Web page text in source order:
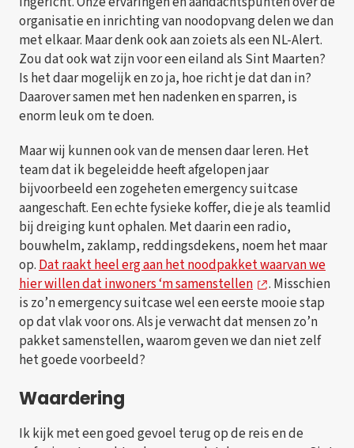
organisatie en inrichting van noodopvang delen we dan
met elkaar. Maar denk ook aan zoiets als een NL-Alert.
Zou dat ook wat zijn voor een eiland als Sint Maarten?
Is het daar mogelijk en zo ja, hoe richt je dat dan in?
Daarover samen met hen nadenken en sparren, is
enorm leuk om te doen.
Maar wij kunnen ook van de mensen daar leren. Het
team dat ik begeleidde heeft afgelopen jaar
bijvoorbeeld een zogeheten emergency suitcase
aangeschaft. Een echte fysieke koffer, die je als teamlid
bij dreiging kunt ophalen. Met daarin een radio,
bouwhelm, zaklamp, reddingsdekens, noem het maar
op.Dat raakt heel erg aan het noodpakket waarvan we
hier willen dat inwoners ‘m samenstellen
. Misschien
is zo’n emergency suitcase wel een eerste mooie stap
op dat vlak voor ons. Als je verwacht dat mensen zo’n
pakket samenstellen, waarom geven we dan niet zelf
het goede voorbeeld?
Waardering
Ik kijk met een goed gevoel terug op de reis en de